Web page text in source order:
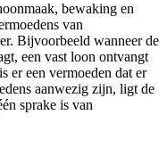
bewaking en
van
Bijvoorbeeld wanneer de
een vast loon ontvangt
er een vermoeden dat er
aanwezig zijn, ligt de
sprake is van